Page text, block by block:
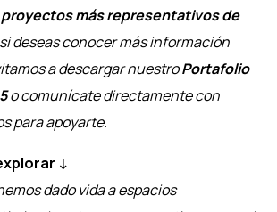
proyectos más representativos de
si deseas conocer más información
a descargar nuestroPortafolio
o comunícate directamente con
para apoyarte.
↓
dado vida a espacios